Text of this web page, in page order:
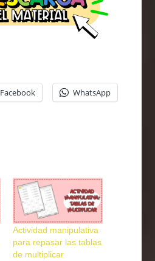
Facebook WhatsApp
Actividad manipulativa
para repasar las tablas
de multiplicar